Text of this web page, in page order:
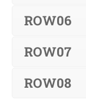
ROW06
ROW07
ROW08